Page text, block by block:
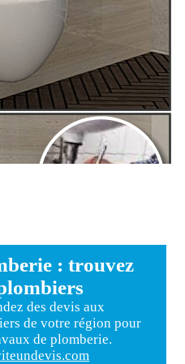
: trouvez
des devis aux
de votre région pour
de plomberie.